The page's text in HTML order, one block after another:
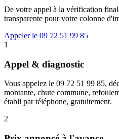
De votre appel à la vérification
transparente pour votre colonne
Appeler le 09 72 51 99 85
1
Appel & diagnostic
Vous appelez le 09 72 51 99 85,
montante, chute commune,
établi par téléphone, gratuitement.
2